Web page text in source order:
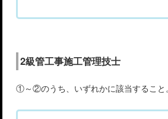
2級管工事施工管理技士
①～②のうち、いずれかに該当すること。